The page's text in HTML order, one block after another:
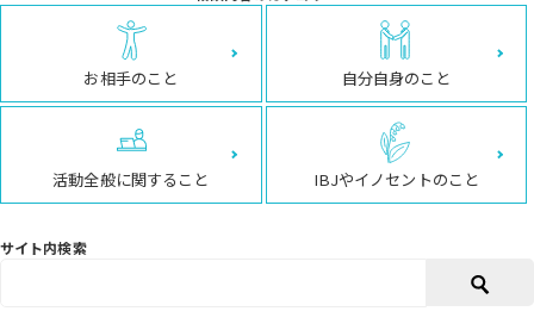
お相手のこと 自分自身のこと
活動全般に関すること IBJやイノセントのこと
サイト内検索